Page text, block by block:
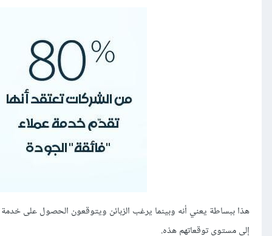
هذا ببساطة يعني أنه وبينما يرغب الزبائن ويتوقعون الحصول على
إلى مستوى توقعاتهم هذه.